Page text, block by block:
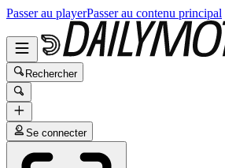
Passer au playerPasser au contenu principal
Rechercher
Se connecter